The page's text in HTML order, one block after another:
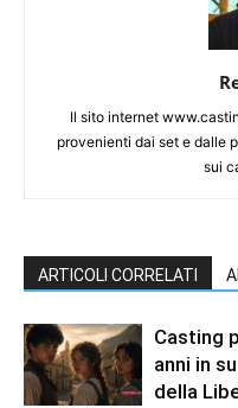
Il sito internet
provenienti dai set e dalle
sui
ARTICOLI CORRELATI
Casting
anni in
della